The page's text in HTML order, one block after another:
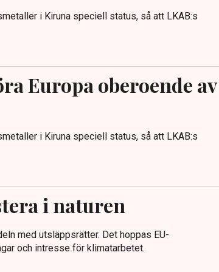
i Kiruna speciell status, så att LKAB:s
Europa oberoende av
i Kiruna speciell status, så att LKAB:s
i naturen
med utsläppsrätter. Det hoppas EU-
och intresse för klimatarbetet.